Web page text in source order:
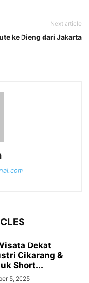
Next article
ke Dieng dari Jakarta
Dekat
Cikarang &
Short...
5, 2025